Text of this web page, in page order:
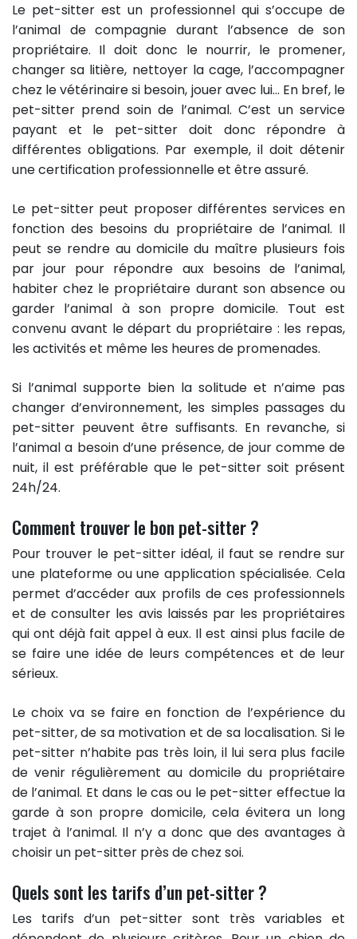
Le pet-sitter est un professionnel qui s’occupe de
l’animal de compagnie durant l’absence de son
propriétaire. Il doit donc le nourrir, le promener,
changer sa litière, nettoyer la cage, l’accompagner
chez le vétérinaire si besoin, jouer avec lui… En bref, le
pet-sitter prend soin de l’animal. C’est un service
payant et le pet-sitter doit donc répondre à
différentes obligations. Par exemple, il doit détenir
une certification professionnelle et être assuré.
Le pet-sitter peut proposer différentes services en
fonction des besoins du propriétaire de l’animal. Il
peut se rendre au domicile du maître plusieurs fois
par jour pour répondre aux besoins de l’animal,
habiter chez le propriétaire durant son absence ou
garder l’animal à son propre domicile. Tout est
convenu avant le départ du propriétaire : les repas,
les activités et même les heures de promenades.
Si l’animal supporte bien la solitude et n’aime pas
changer d’environnement, les simples passages du
pet-sitter peuvent être suffisants. En revanche, si
l’animal a besoin d’une présence, de jour comme de
nuit, il est préférable que le pet-sitter soit présent
24h/24.
Comment trouver le bon pet-sitter ?
Pour trouver le pet-sitter idéal, il faut se rendre sur
une plateforme ou une application spécialisée. Cela
permet d’accéder aux profils de ces professionnels
et de consulter les avis laissés par les propriétaires
qui ont déjà fait appel à eux. Il est ainsi plus facile de
se faire une idée de leurs compétences et de leur
sérieux.
Le choix va se faire en fonction de l’expérience du
pet-sitter, de sa motivation et de sa localisation. Si le
pet-sitter n’habite pas très loin, il lui sera plus facile
de venir régulièrement au domicile du propriétaire
de l’animal. Et dans le cas ou le pet-sitter effectue la
garde à son propre domicile, cela évitera un long
trajet à l’animal. Il n’y a donc que des avantages à
choisir un pet-sitter près de chez soi.
Quels sont les tarifs d’un pet-sitter ?
Les tarifs d’un pet-sitter sont très variables et